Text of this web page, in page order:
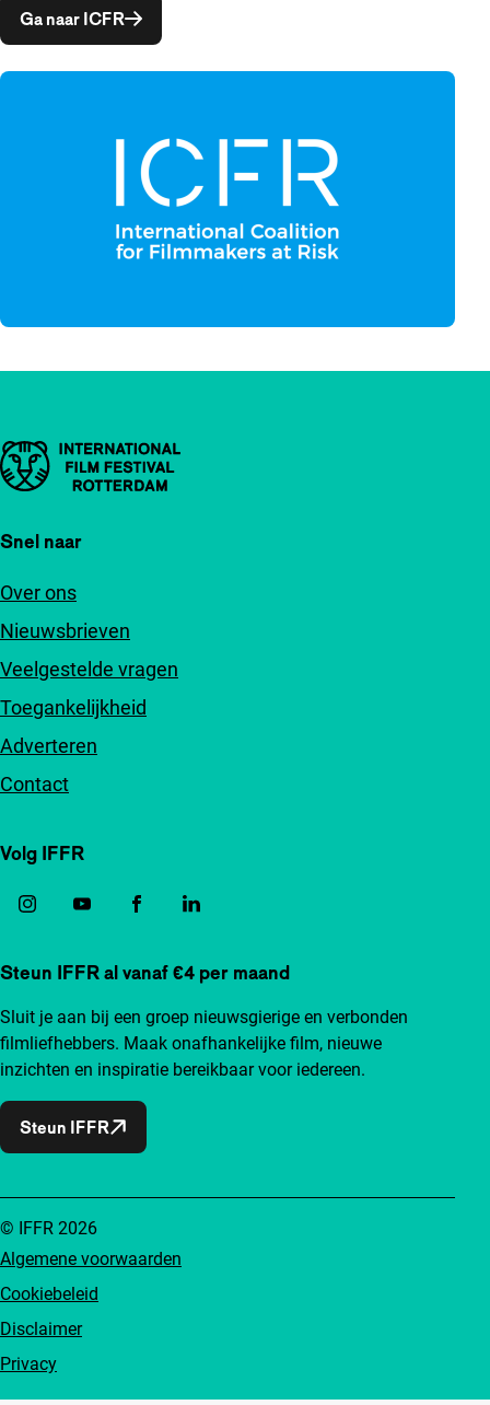
Ga naar ICFROpent in een nieuw venster
Belangrijke links
Snel naar
Over ons
Nieuwsbrieven
Veelgestelde vragen
Toegankelijkheid
Adverteren
Contact
Volg IFFR
Steun IFFR al vanaf €4 per maand
Sluit je aan bij een groep nieuwsgierige en verbonden
filmliefhebbers. Maak onafhankelijke film, nieuwe
inzichten en inspiratie bereikbaar voor iedereen.
Steun IFFR
Algemene voorwaarden
Cookiebeleid
Disclaimer
Privacy
© IFFR 2026